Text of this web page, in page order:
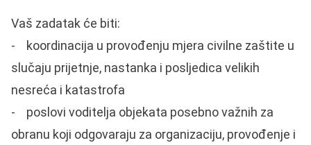
Vaš zadatak će biti:
- koordinacija u provođenju mjera civilne zaštite u
slučaju prijetnje, nastanka i posljedica velikih
nesreća i katastrofa
- poslovi voditelja objekata posebno važnih za
obranu koji odgovaraju za organizaciju, provođenje i